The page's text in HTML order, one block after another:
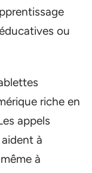
ou
riche en
appels
à
à